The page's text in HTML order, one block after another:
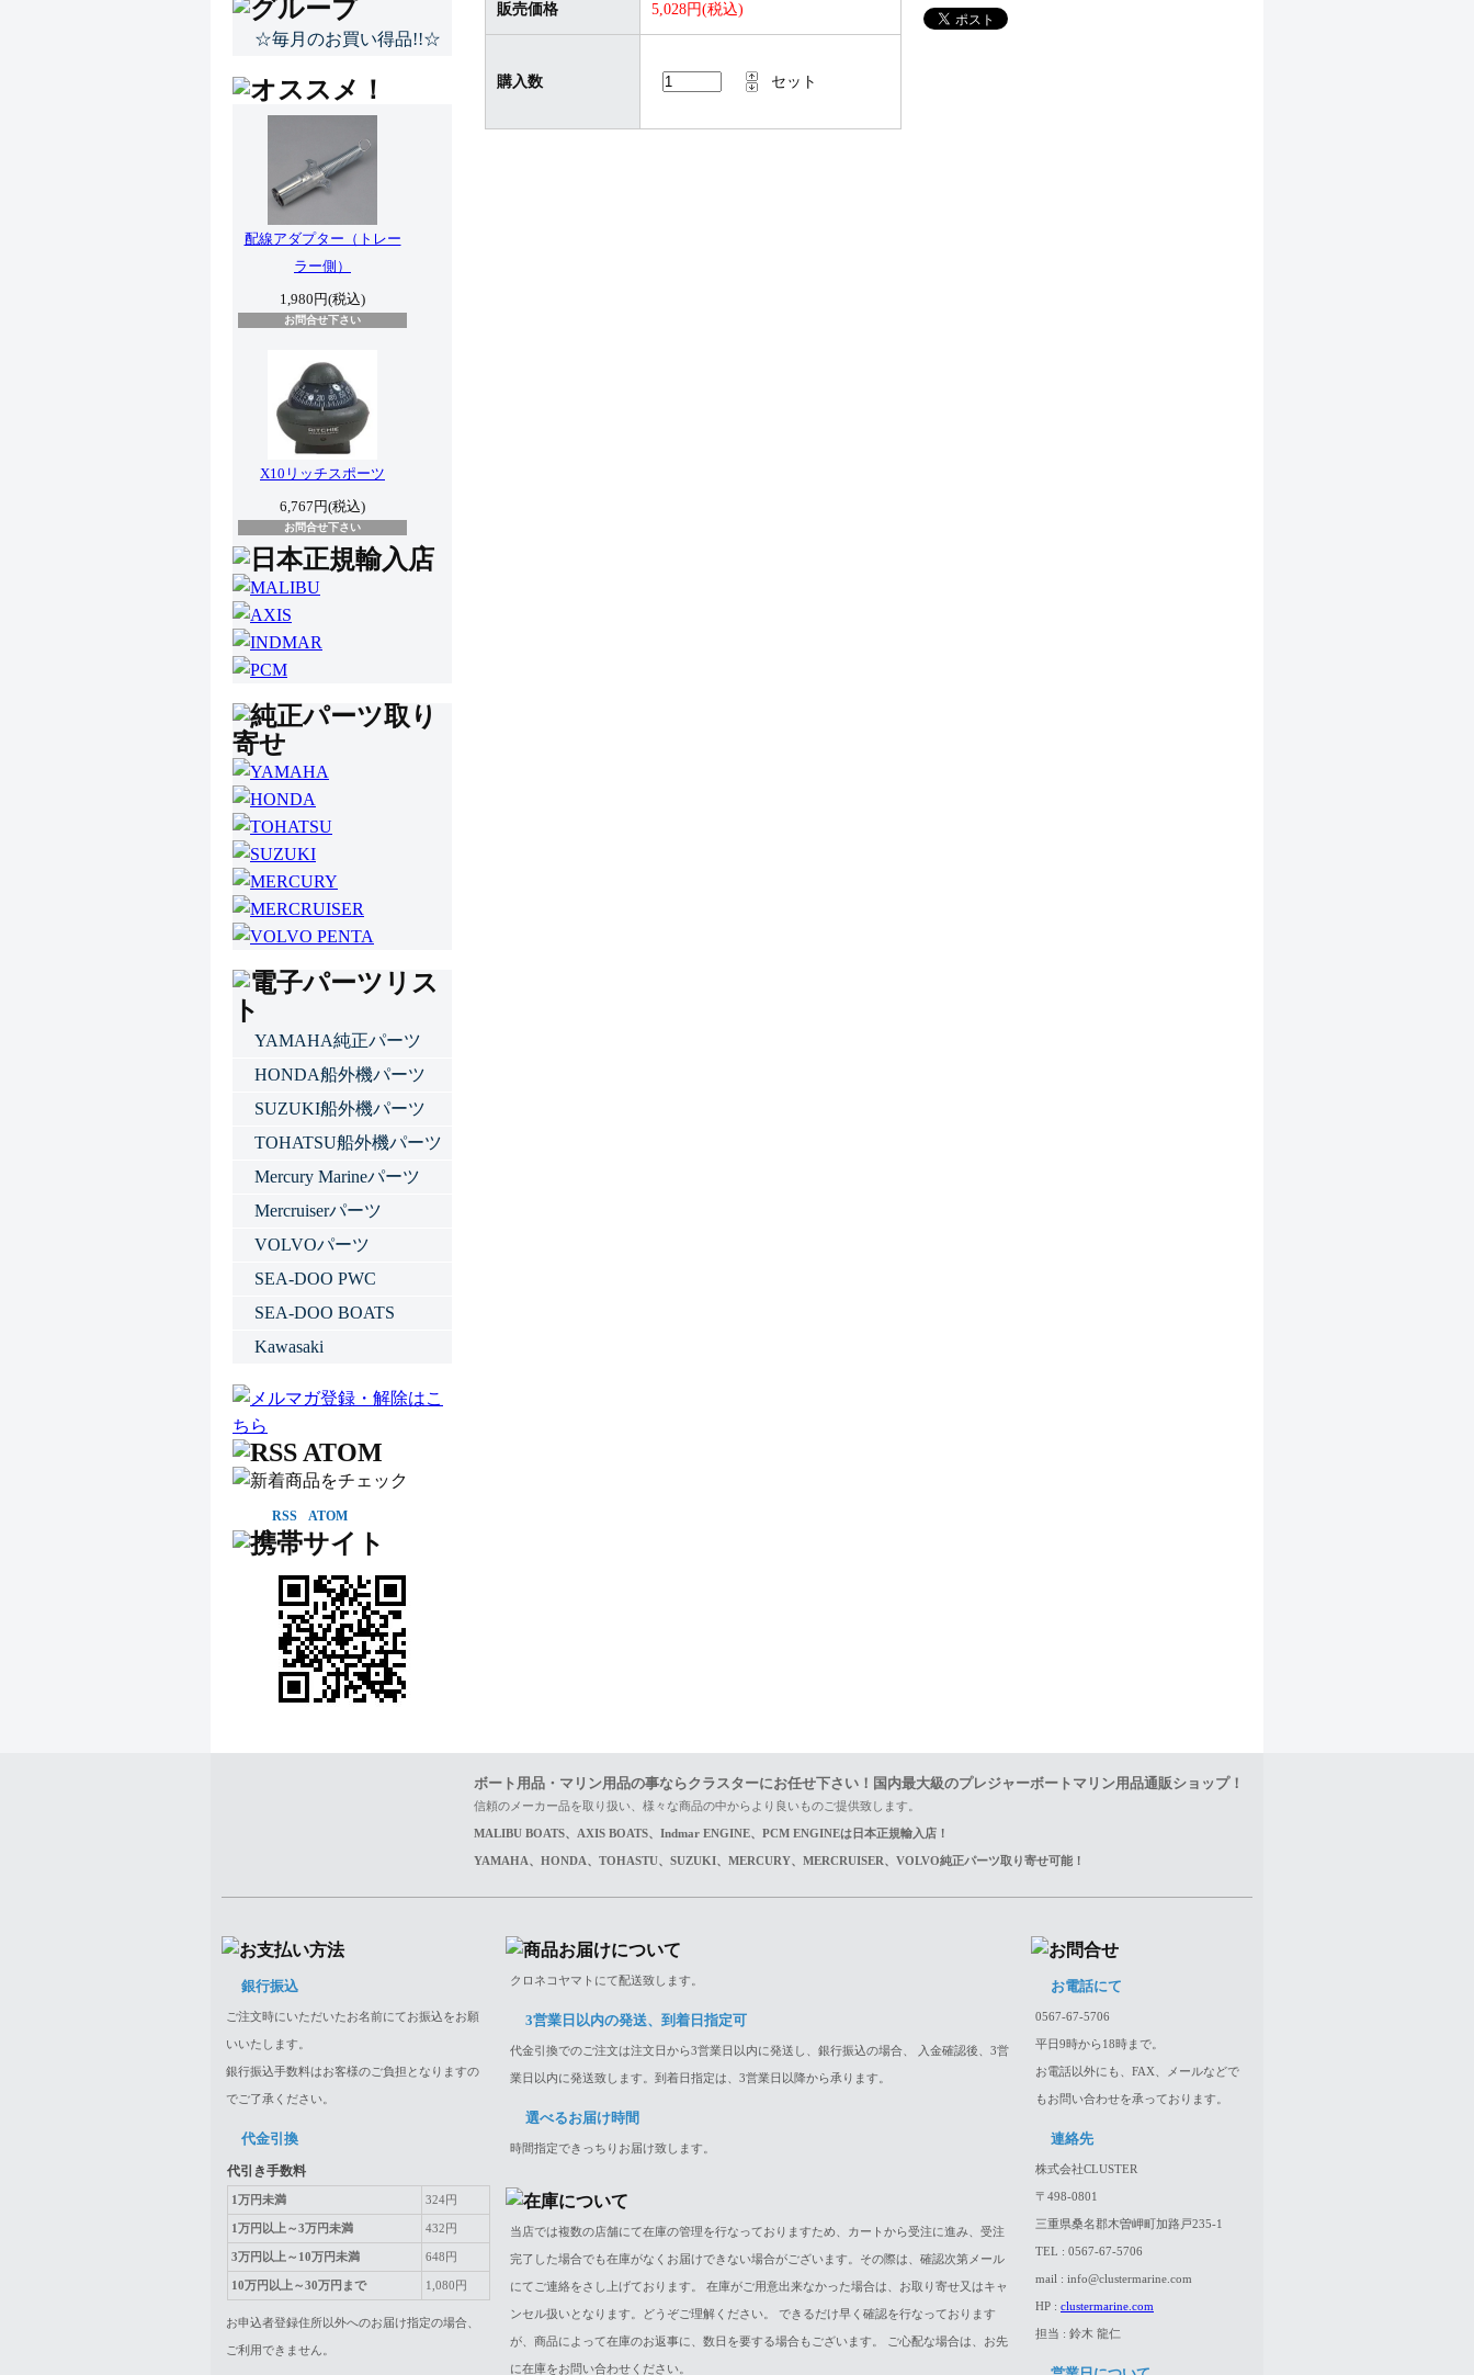
販売価格 5,028円(税込)
購入数 セット
☆毎月のお買い得品!!☆
配線アダプター（トレー
ラー側）
1,980円(税込)
お問合せ下さい
X10リッチスポーツ
6,767円(税込)
お問合せ下さい
YAMAHA純正パーツ
HONDA船外機パーツ
SUZUKI船外機パーツ
TOHATSU船外機パーツ
Mercury Marineパーツ
Mercruiserパーツ
VOLVOパーツ
SEA-DOO PWC
SEA-DOO BOATS
Kawasaki
RSS ATOM
ボート用品・マリン用品の事ならクラスターにお任せ下さい！国内最大級のプレジャーボートマリン用品通販ショップ！
信頼のメーカー品を取り扱い、様々な商品の中からより良いものご提供致します。
MALIBU BOATS、AXIS BOATS、Indmar ENGINE、PCM ENGINEは日本正規輸入店！
YAMAHA、HONDA、TOHASTU、SUZUKI、MERCURY、MERCRUISER、VOLVO純正パーツ取り寄せ可能！
銀行振込
ご注文時にいただいたお名前にてお振込をお願
いいたします。
銀行振込手数料はお客様のご負担となりますの
でご了承ください。
代金引換
代引き手数料
1万円未満 324円
1万円以上～3万円未満 432円
3万円以上～10万円未満 648円
10万円以上～30万円まで 1,080円
お申込者登録住所以外へのお届け指定の場合、
ご利用できません。
クロネコヤマトにて配送致します。
3営業日以内の発送、到着日指定可
代金引換でのご注文は注文日から3営業日以内に発送し、銀行振込の場合、 入金確認後、3営
業日以内に発送致します。到着日指定は、3営業日以降から承ります。
選べるお届け時間
時間指定できっちりお届け致します。
当店では複数の店舗にて在庫の管理を行なっておりますため、カートから受注に進み、受注
完了した場合でも在庫がなくお届けできない場合がございます。その際は、確認次第メール
にてご連絡をさし上げております。 在庫がご用意出来なかった場合は、お取り寄せ又はキャ
ンセル扱いとなります。どうぞご理解ください。 できるだけ早く確認を行なっております
が、商品によって在庫のお返事に、数日を要する場合もございます。 ご心配な場合は、お先
に在庫をお問い合わせください。
お電話にて
0567-67-5706
平日9時から18時まで。
お電話以外にも、FAX、メールなどで
もお問い合わせを承っております。
連絡先
株式会社CLUSTER
〒498-0801
三重県桑名郡木曽岬町加路戸235-1
TEL : 0567-67-5706
mail : info@clustermarine.com
HP : clustermarine.com
担当 : 鈴木 龍仁